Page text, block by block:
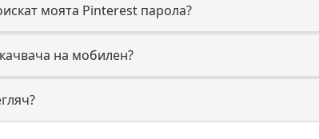
моята Pinterest парола?
на мобилен?